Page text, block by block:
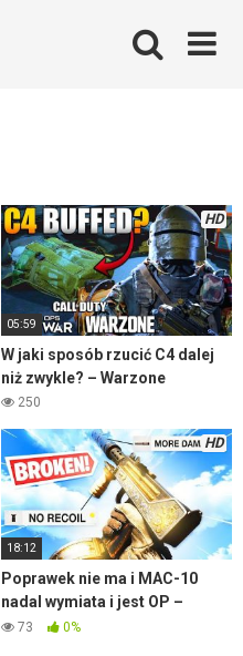
HD
05:59
W jaki sposób rzucić C4 dalej
niż zwykle? – Warzone
250
HD
18:12
Poprawek nie ma i MAC-10
nadal wymiata i jest OP –
Warzone
73 0%